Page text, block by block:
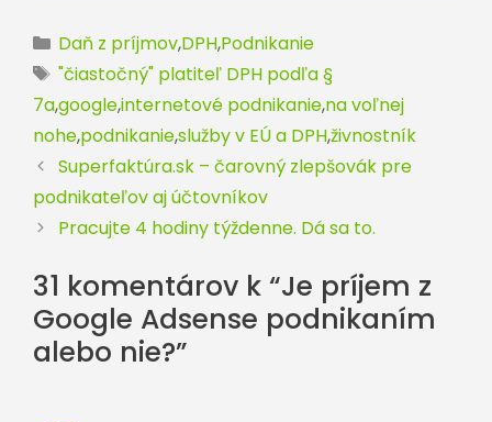
Kategórie
Daň z príjmov,DPH,Podnikanie
Značky
"čiastočný" platiteľ DPH podľa §
7a,google,internetové podnikanie,na voľnej
nohe,podnikanie,služby v EÚ a DPH,živnostník
Superfaktúra.sk – čarovný zlepšovák pre
podnikateľov aj účtovníkov
Pracujte 4 hodiny týždenne. Dá sa to.
31 komentárov k “Je príjem z
Google Adsense podnikaním
alebo nie?”